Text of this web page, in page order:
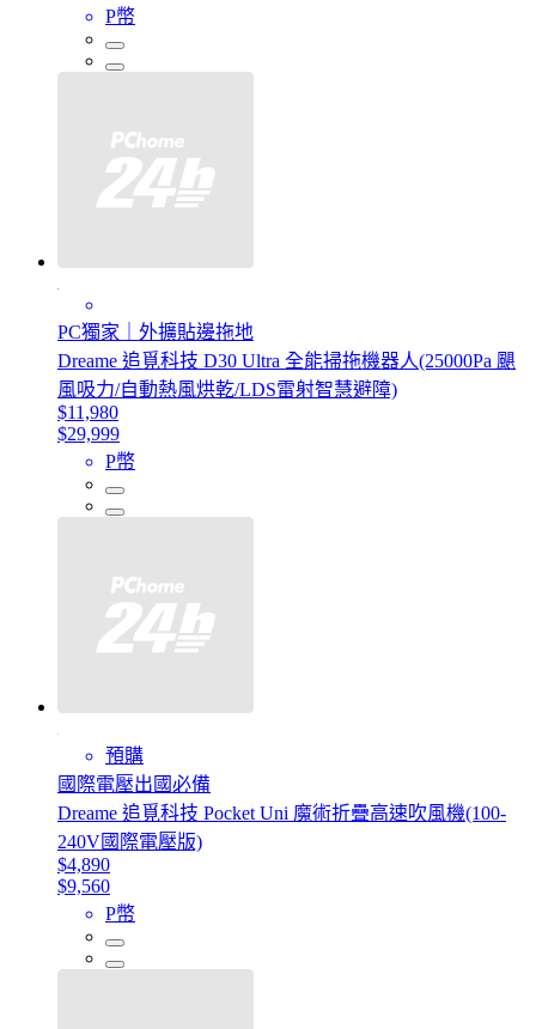
P幣
PC獨家｜外擴貼邊拖地
Dreame 追覓科技 D30 Ultra 全能掃拖機器人(25000Pa 颶
風吸力/自動熱風烘乾/LDS雷射智慧避障)
$11,980
$29,999
P幣
預購
國際電壓出國必備
Dreame 追覓科技 Pocket Uni 魔術折疊高速吹風機(100-
240V國際電壓版)
$4,890
$9,560
P幣